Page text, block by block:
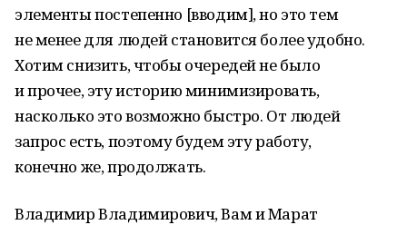
элементы постепенно [вводим], но это тем
не менее для людей становится более удобно.
Хотим снизить, чтобы очередей не было
и прочее, эту историю минимизировать,
насколько это возможно быстро. От людей
запрос есть, поэтому будем эту работу,
конечно же, продолжать.
Владимир Владимирович, Вам и Марат